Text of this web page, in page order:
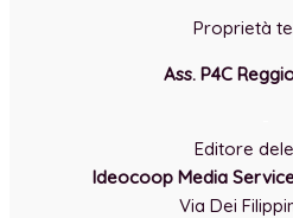
Proprietà
Ass. P4C
Editore
Ideocoop Media
Via Dei